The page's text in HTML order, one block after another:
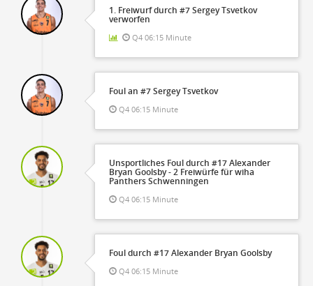
1. Freiwurf durch #7 Sergey Tsvetkov
verworfen
Q4 06:15 Minute
Foul an #7 Sergey Tsvetkov
Q4 06:15 Minute
Unsportliches Foul durch #17 Alexander
Bryan Goolsby - 2 Freiwürfe für wiha
Panthers Schwenningen
Q4 06:15 Minute
Foul durch #17 Alexander Bryan Goolsby
Q4 06:15 Minute